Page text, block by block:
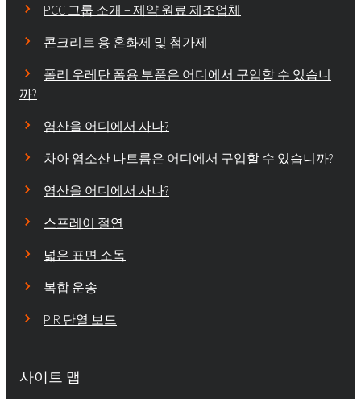
PCC 그룹 소개 – 제약 원료 제조업체
콘크리트 용 혼화제 및 첨가제
폴리 우레탄 폼용 부품은 어디에서 구입할 수 있습니
까?
염산을 어디에서 사나?
차아 염소산 나트륨은 어디에서 구입할 수 있습니까?
염산을 어디에서 사나?
스프레이 절연
넓은 표면 소독
복합 운송
PIR 단열 보드
사이트 맵